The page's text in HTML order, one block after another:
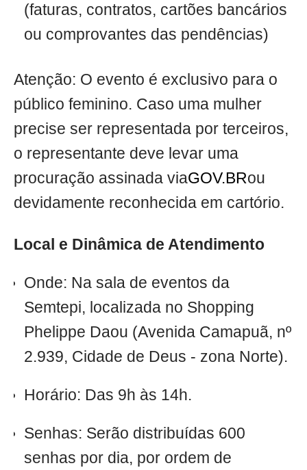
(faturas, contratos, cartões bancários
ou comprovantes das pendências)
Atenção: O evento é exclusivo para o
público feminino. Caso uma mulher
precise ser representada por terceiros,
o representante deve levar uma
procuração assinada viaGOV.BRou
devidamente reconhecida em cartório.
Local e Dinâmica de Atendimento
Onde: Na sala de eventos da
Semtepi, localizada no Shopping
Phelippe Daou (Avenida Camapuã, nº
2.939, Cidade de Deus - zona Norte).
Horário: Das 9h às 14h.
Senhas: Serão distribuídas 600
senhas por dia, por ordem de